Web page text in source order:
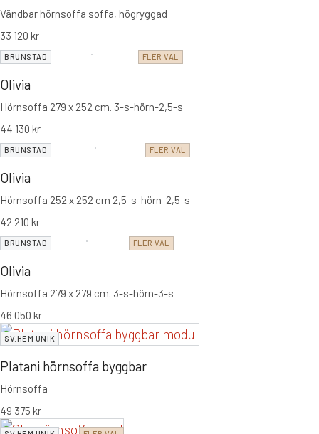
Vändbar hörnsoffa soffa, högryggad
33 120 kr
BRUNSTAD FLER VAL
Olivia
Hörnsoffa 279 x 252 cm. 3-s-hörn-2,5-s
44 130 kr
BRUNSTAD FLER VAL
Olivia
Hörnsoffa 252 x 252 cm 2,5-s-hörn-2,5-s
42 210 kr
BRUNSTAD FLER VAL
Olivia
Hörnsoffa 279 x 279 cm. 3-s-hörn-3-s
46 050 kr
SV.HEM UNIK
Platani hörnsoffa byggbar
Hörnsoffa
49 375 kr